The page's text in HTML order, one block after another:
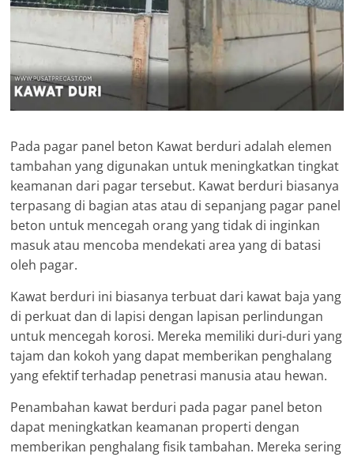
Pada pagar panel beton Kawat berduri adalah elemen
tambahan yang digunakan untuk meningkatkan tingkat
keamanan dari pagar tersebut. Kawat berduri biasanya
terpasang di bagian atas atau di sepanjang pagar panel
beton untuk mencegah orang yang tidak di inginkan
masuk atau mencoba mendekati area yang di batasi
oleh pagar.
Kawat berduri ini biasanya terbuat dari kawat baja yang
di perkuat dan di lapisi dengan lapisan perlindungan
untuk mencegah korosi. Mereka memiliki duri-duri yang
tajam dan kokoh yang dapat memberikan penghalang
yang efektif terhadap penetrasi manusia atau hewan.
Penambahan kawat berduri pada pagar panel beton
dapat meningkatkan keamanan properti dengan
memberikan penghalang fisik tambahan. Mereka sering